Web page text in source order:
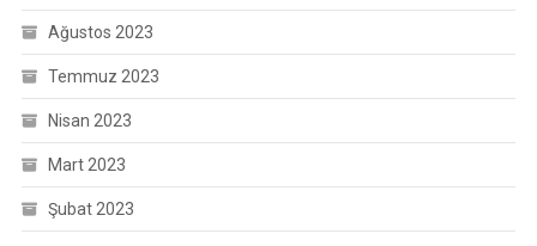
Ağustos 2023
Temmuz 2023
Nisan 2023
Mart 2023
Şubat 2023